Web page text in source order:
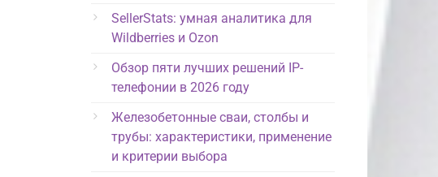
SellerStats: умная аналитика для
Wildberries и Ozon
Обзор пяти лучших решений IP-
телефонии в 2026 году
Железобетонные сваи, столбы и
трубы: характеристики, применение
и критерии выбора